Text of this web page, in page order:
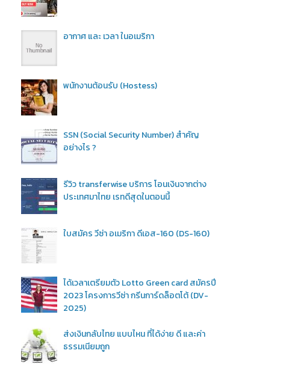
อากาศ และ เวลา ในอเมริกา
พนักงานต้อนรับ (Hostess)
SSN (Social Security Number) สำคัญ
อย่างไร ?
รีวิว transferwise บริการ โอนเงินจากต่าง
ประเทศมาไทย เรทดีสุดในตอนนี้
ใบสมัคร วีซ่า อเมริกา ดีเอส-160 (DS-160)
ได้เวลาเตรียมตัว Lotto Green card สมัครปี
2023 โครงการวีซ่า กรีนการ์ดล็อตโต้ (DV-
2025)
ส่งเงินกลับไทย แบบไหน ที่ได้ง่าย ดี และค่า
ธรรมเนียมถูก